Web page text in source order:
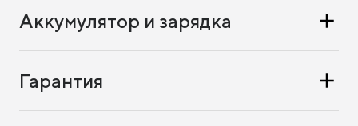
Аккумулятор и зарядка
Гарантия